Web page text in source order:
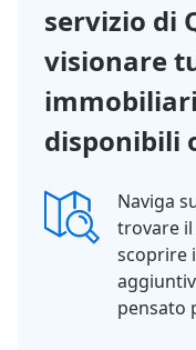
servizio di
visionare
disponibili
Naviga
trovare
scoprire
pensato